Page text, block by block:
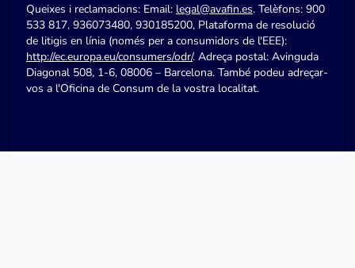
Queixes i reclamacions: Email: legal@avafin.es. Telèfons: 900
533 817, 936073480, 930185200, Plataforma de resolució
de litigis en línia (només per a consumidors de l'EEE):
http://ec.europa.eu/consumers/odr/. Adreça postal: Avinguda
Diagonal 508, 1-6, 08006 – Barcelona. També podeu adreçar-
vos a l'Oficina de Consum de la vostra localitat.